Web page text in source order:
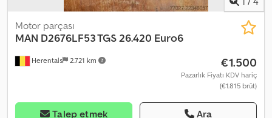
Herentals 2.721 km
Motor parçası
MAN D2676LF53 TGS 26.420 Euro6
€1.500
Pazarlık Fiyatı KDV hariç
(€1.815 brüt)
Talep etmek Ara